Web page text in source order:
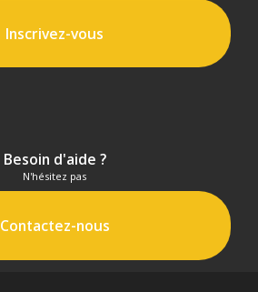
Inscrivez-vous
Besoin d'aide ?
N'hésitez pas
Contactez-nous